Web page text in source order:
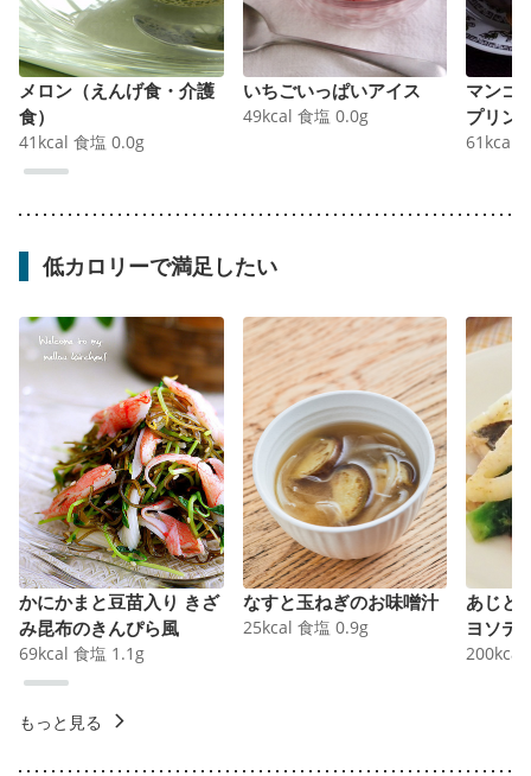
メロン（えんげ食・介護
食）
41 kcal 食塩 0.0g
いちごいっぱいアイス
49kcal 食塩 0.0g
マンゴ
プリン
61 kcal
低カロリーで満足したい
かにかまと豆苗入り きざ
み昆布のきんぴら風
69kcal 食塩 1.1 g
なすと玉ねぎのお味噌汁
25kcal 食塩 0.9g
あじと
ヨソテ
200kcal
もっと見る